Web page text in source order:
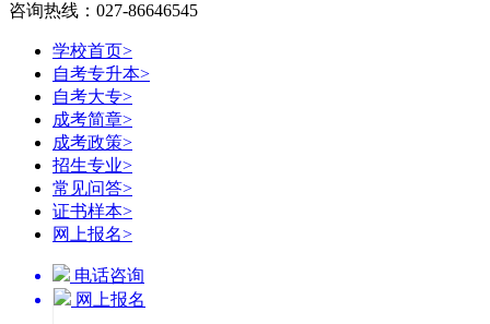
咨询热线：027-86646545
学校首页>
自考专升本>
自考大专>
成考简章>
成考政策>
招生专业>
常见问答>
证书样本>
网上报名>
电话咨询
网上报名